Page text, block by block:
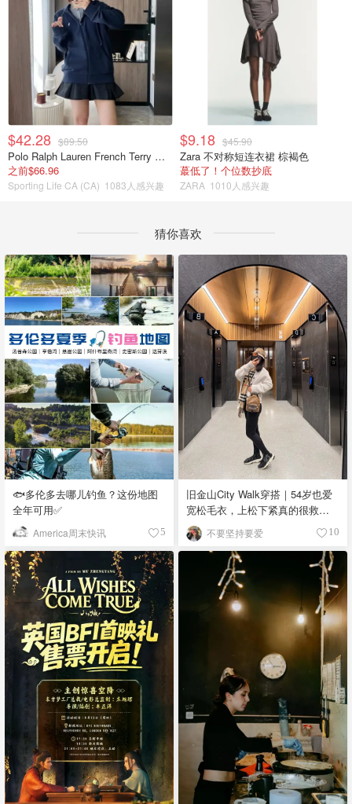
$42.28 $89.50
Polo Ralph Lauren French Terry 女童连帽卫衣 7-16码
之前$66.96
Sporting Life CA (CA) 1083人感兴趣
$9.18 $45.90
Zara 不对称短连衣裙 棕褐色
蕞低了！个位数抄底
ZARA 1010人感兴趣
猜你喜欢
🐟多伦多去哪儿钓鱼？这份地图
全年可用✅
America周末快讯 5
旧金山City Walk穿搭｜54岁也爱
宽松毛衣，上松下紧真的很救比
例
不要坚持要爱 10